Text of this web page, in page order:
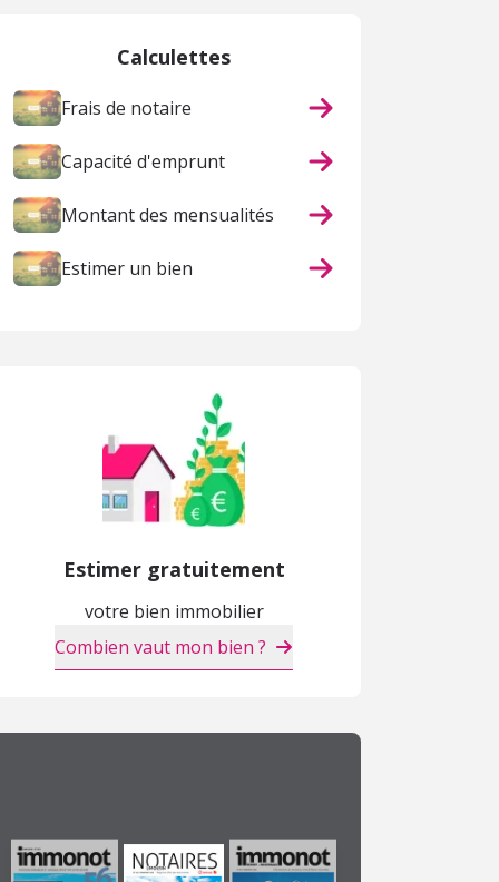
Calculettes
Frais de notaire
Capacité d'emprunt
Montant des mensualités
Estimer un bien
Estimer gratuitement
votre bien immobilier
Combien vaut mon bien ?